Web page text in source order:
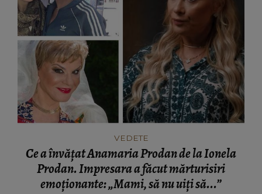
VEDETE
Ce a învățat Anamaria Prodan de la Ionela
Prodan. Impresara a făcut mărturisiri
emoționante: „Mami, să nu uiți să...”